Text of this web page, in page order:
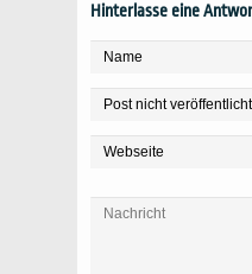
Hinterlasse eine